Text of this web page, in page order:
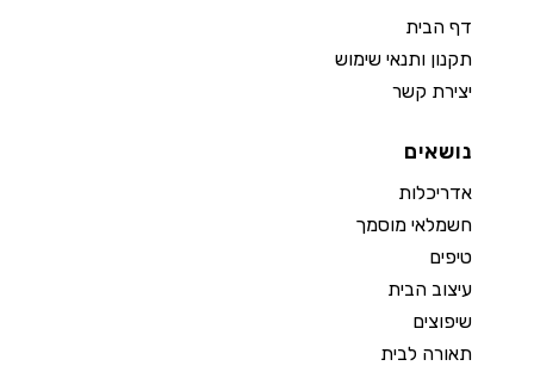
דף הבית
תקנון ותנאי שימוש
יצירת קשר
נושאים
אדריכלות
חשמלאי מוסמך
טיפים
עיצוב הבית
שיפוצים
תאורה לבית